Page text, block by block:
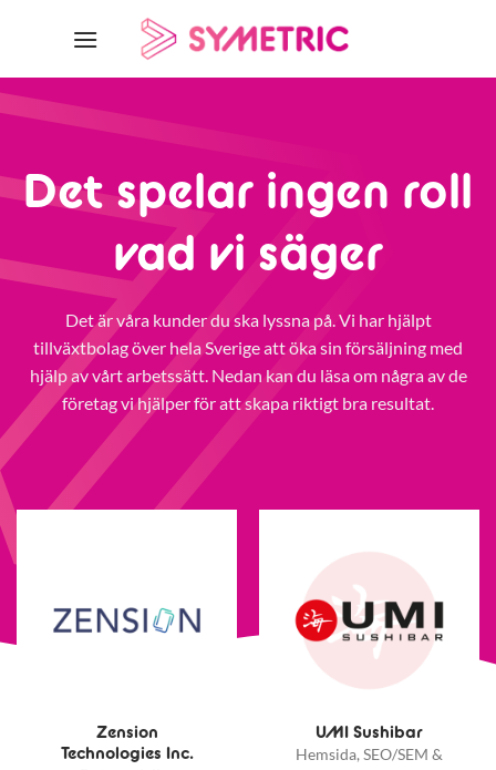
Det spelar ingen roll
vad vi säger
Det är våra kunder du ska lyssna på. Vi har hjälpt
tillväxtbolag över hela Sverige att öka sin försäljning med
hjälp av vårt arbetssätt. Nedan kan du läsa om några av de
företag vi hjälper för att skapa riktigt bra resultat.
Zension
Technologies Inc.
UMI Sushibar
Hemsida, SEO/SEM &